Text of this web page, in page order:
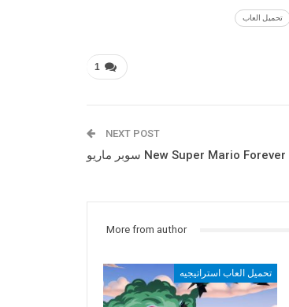
تحميل العاب
1
NEXT POST
More from author
تحميل العاب استراتيجيه